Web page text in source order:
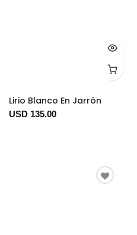
Lirio Blanco En Jarrón
USD 135.00